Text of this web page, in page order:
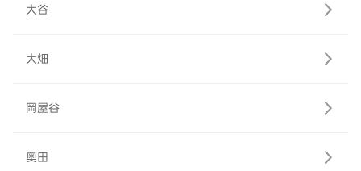
大谷
大畑
岡屋谷
奥田